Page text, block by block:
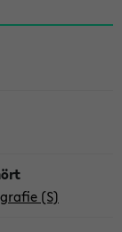
(S)